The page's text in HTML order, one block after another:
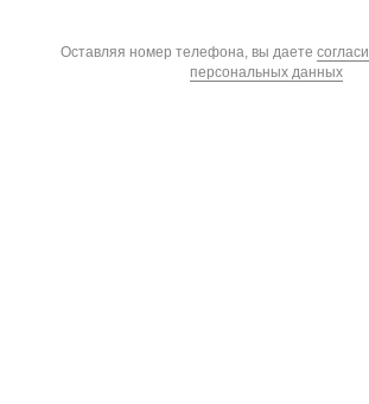
Оставляя номер телефона, вы даете
персональных данных